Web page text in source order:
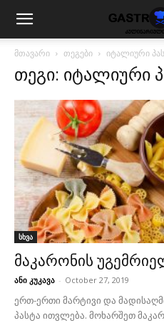
მთავარი თეგები იტალიური
თეგი: იტალიური
სხვა
მაკარონის
ანი კუკავა - October 27, 2019
ერთ-ერთი მარტივი და
პასტა ითვლება. მოხარშეთ